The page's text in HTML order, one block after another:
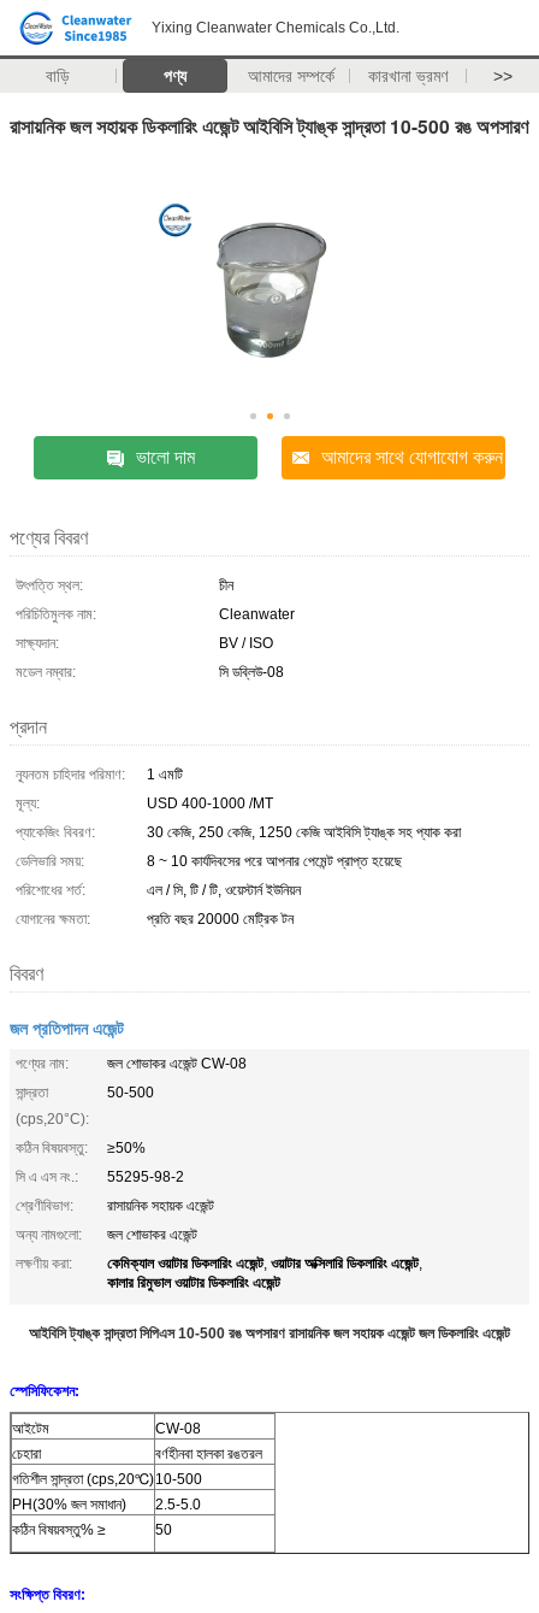
Yixing Cleanwater Chemicals Co.,Ltd.
বাড়ি পণ্য আমাদের সম্পর্কে কারখানা ভ্রমণ >>
রাসায়নিক জল সহায়ক ডিকলারিং এজেন্ট আইবিসি ট্যাঙ্ক সান্দ্রতা 10-500 রঙ অপসারণ
ভালো দাম আমাদের সাথে যোগাযোগ করুন
পণ্যের বিবরণ
উৎপত্তি স্থল:
চীন
পরিচিতিমুলক নাম:
Cleanwater
সাক্ষ্যদান:
BV / ISO
মডেল নম্বার:
সি ডব্লিউ-08
প্রদান
ন্যূনতম চাহিদার পরিমাণ:
1 এমটি
মূল্য:
USD 400-1000 /MT
প্যাকেজিং বিবরণ:
30 কেজি, 250 কেজি, 1250 কেজি আইবিসি ট্যাঙ্ক সহ প্যাক করা
ডেলিভারি সময়:
8 ~ 10 কার্যদিবসের পরে আপনার পেমেন্ট প্রাপ্ত হয়েছে
পরিশোধের শর্ত:
এল / সি, টি / টি, ওয়েস্টার্ন ইউনিয়ন
যোগানের ক্ষমতা:
প্রতি বছর 20000 মেট্রিক টন
বিবরণ
জল প্রতিপাদন এজেন্ট
পণ্যের নাম:
জল শোভাকর এজেন্ট CW-08
সান্দ্রতা
(cps,20°C):
50-500
কঠিন বিষয়বস্তু:
≥50%
সি এ এস নং.:
55295-98-2
শ্রেণীবিভাগ:
রাসায়নিক সহায়ক এজেন্ট
অন্য নামগুলো:
জল শোভাকর এজেন্ট
লক্ষণীয় করা:
কেমিক্যাল ওয়াটার ডিকলারিং এজেন্ট, ওয়াটার অক্সিলারি ডিকলারিং এজেন্ট,
কালার রিমুভাল ওয়াটার ডিকলারিং এজেন্ট
আইবিসি ট্যাঙ্ক সান্দ্রতা সিপিএস 10-500 রঙ অপসারণ রাসায়নিক জল সহায়ক এজেন্ট জল ডিকলারিং এজেন্ট
স্পেসিফিকেশন:
আইটেম
CW-08
চেহারা
বর্ণহীনবা হালকা রঙতরল
গতিশীল সান্দ্রতা (cps,20℃)10-500
PH(30% জল সমাধান)
2.5-5.0
কঠিন বিষয়বস্তু% ≥
50
সংক্ষিপ্ত বিবরণ: